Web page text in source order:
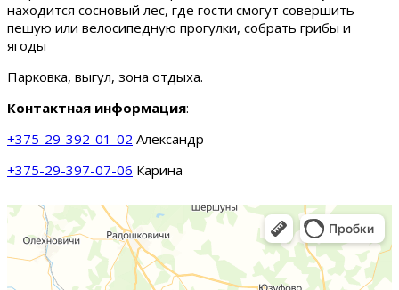
находится сосновый лес, где гости смогут совершить
пешую или велосипедную прогулки, собрать грибы и
ягоды
Парковка, выгул, зона отдыха.
Контактная информация:
+375-29-392-01-02 Александр
+375-29-397-07-06 Карина